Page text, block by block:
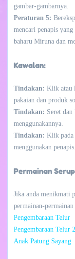
gambar-gambarnya.
Peraturan 5:
mencari penapis yang
baharu Miruna dan
Kawalan:
Tindakan: Klik atau
pakaian dan produk
Tindakan: Seret
menggunakannya.
Tindakan: Klik pada
menggunakan penapis.
Permainan
Jika anda menikmati
permainan-
Pengembaraan Telur
Pengembaraan Telur 2
Anak Patung Sayang